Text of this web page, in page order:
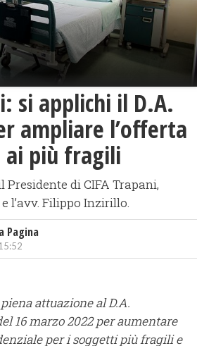
si applichi il D.A.
ampliare l’offerta
ai più fragili
di CIFA Trapani,
l’avv. Filippo Inzirillo.
Pagina
attuazione al D.A.
16 marzo 2022 per aumentare
per i soggetti più fragili e